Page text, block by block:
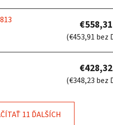
€558,31
(€453,91 bez
€428,32
(€348,23 bez
11 ĎALŠÍCH